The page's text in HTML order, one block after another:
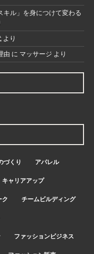
キル」を身につけて変わる
より
由 に マッサージ より
づくり アパレル
キャリアアップ
ク チームビルディング
ファッションビジネス